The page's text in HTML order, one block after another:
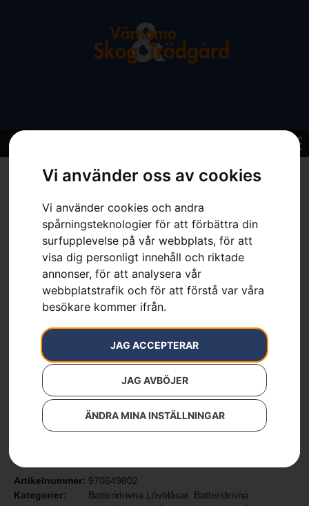
Vi använder oss av cookies
Vi använder cookies och andra
spårningsteknologier för att förbättra din
surfupplevelse på vår webbplats, för att
visa dig personligt innehåll och riktade
annonser, för att analysera vår
webbplatstrafik och för att förstå var våra
besökare kommer ifrån.
JAG ACCEPTERAR
JAG AVBÖJER
ÄNDRA MINA INSTÄLLNINGAR
» Sortiment»Husqvarna 120iBV – utan batteri och laddare
Husqvarna 120iBV – utan
batteri och laddare
Artikelnummer: 970649802
Kategorier:
Batteridrivna Lövblåsar, Batteridrivna